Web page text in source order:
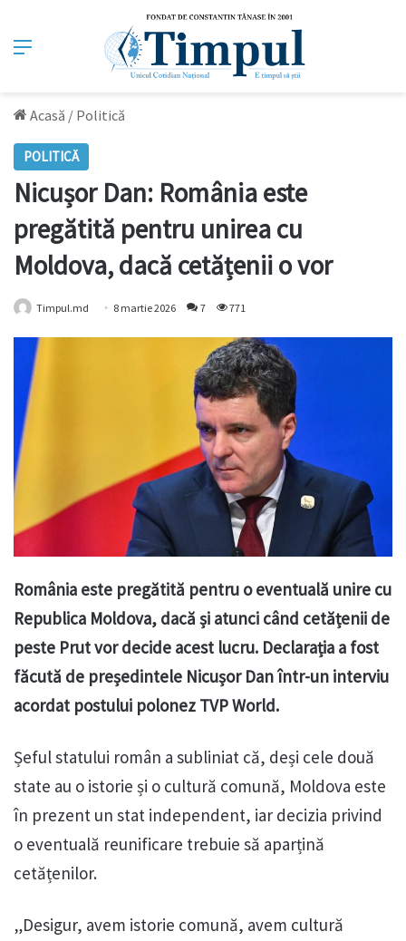
Meniu
Acasă / Politică
POLITICĂ
Nicușor Dan: România este
pregătită pentru unirea cu
Moldova, dacă cetățenii o vor
Timpul.md 8 martie 2026 7 771
România este pregătită pentru o eventuală unire cu
Republica Moldova, dacă și atunci când cetățenii de
peste Prut vor decide acest lucru. Declarația a fost
făcută de președintele Nicușor Dan într-un interviu
acordat postului polonez TVP World.
Șeful statului român a subliniat că, deși cele două
state au o istorie și o cultură comună, Moldova este
în prezent un stat independent, iar decizia privind
o eventuală reunificare trebuie să aparțină
cetățenilor.
„Desigur, avem istorie comună, avem cultură